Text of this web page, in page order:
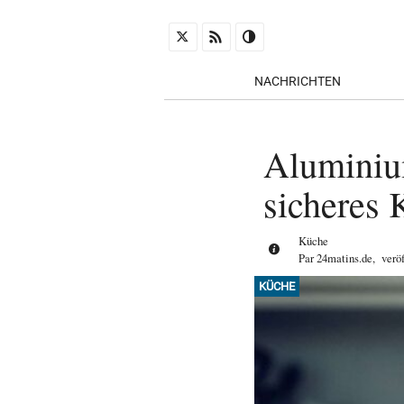
NACHRICHTEN
sicheres
Küche
Par24matins.de,
KÜCHE